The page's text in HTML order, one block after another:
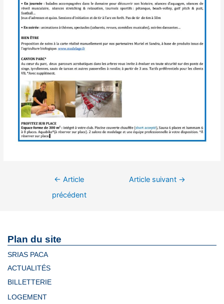
← Article
précédent
Article suivant →
Plan du site
SRIAS PACA
ACTUALITÉS
BILLETTERIE
LOGEMENT